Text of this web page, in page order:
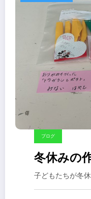
ブログ
冬休みの
子どもたちが冬